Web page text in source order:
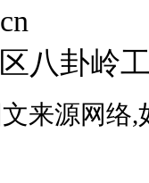
八卦岭
来源网络